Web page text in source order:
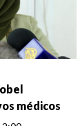
médicos